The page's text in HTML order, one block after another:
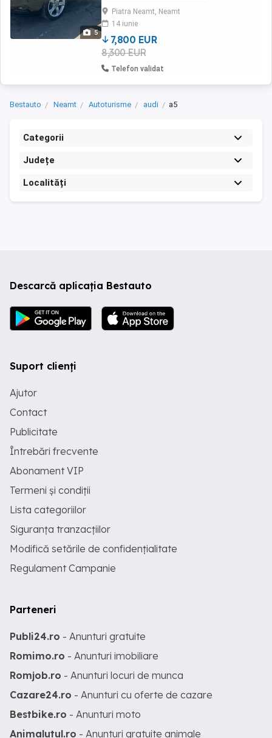
5
Praguri s line Faruri bi-xenon Geamuri electrice
Discuri față noi +placute Jante 17 Navigație
mare color Senzori ...
Piatra Neamt, Neamt
14 iunie
7,800 EUR
8,300 EUR
Telefon validat
Bestauto Neamt Autoturisme audi a5
Categorii
Județe
Localități
Descarcă aplicația Bestauto
Suport clienți
Ajutor
Contact
Publicitate
Întrebări frecvente
Abonament VIP
Termeni și condiții
Lista categoriilor
Siguranța tranzacțiilor
Modifică setările de confidențialitate
Regulament Campanie
Parteneri
Publi24.ro - Anunturi gratuite
Romimo.ro - Anunturi imobiliare
Romjob.ro - Anunturi locuri de munca
Cazare24.ro - Anunturi cu oferte de cazare
Bestbike.ro - Anunturi moto
Animalutul.ro - Anunturi gratuite animale